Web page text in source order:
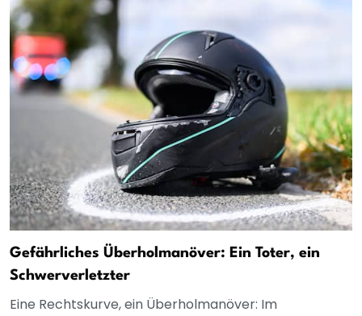
Gefährliches Überholmanöver: Ein Toter, ein
Schwerverletzter
Eine Rechtskurve, ein Überholmanöver: Im